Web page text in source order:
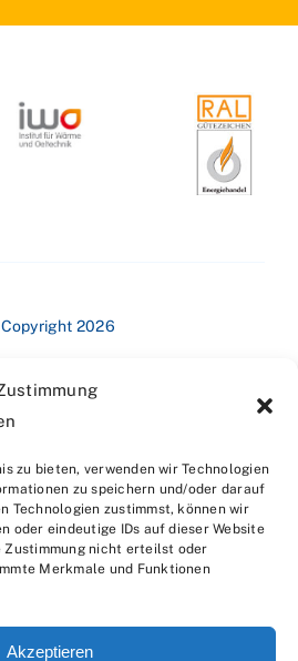
zu bieten, verwenden wir Technologien
zu speichern und/oder darauf
Technologien zustimmst, können wir
oder eindeutige IDs auf dieser Website
Zustimmung nicht erteilst oder
Merkmale und Funktionen
Akzeptieren
2026